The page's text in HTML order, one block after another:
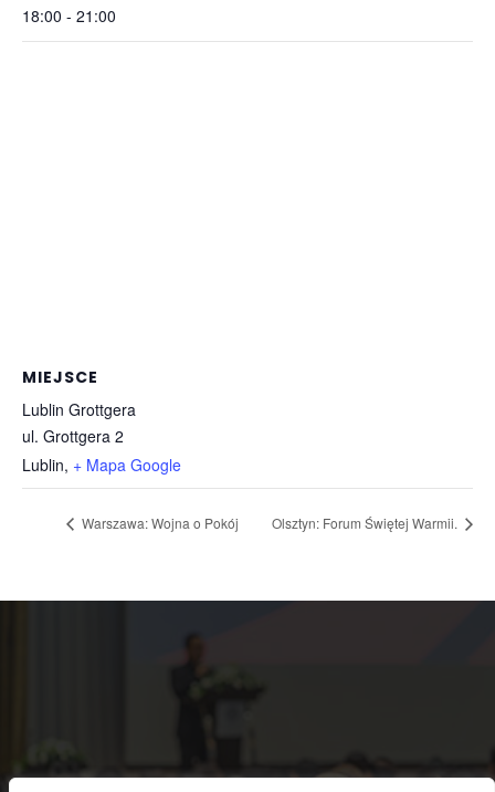
18:00 - 21:00
MIEJSCE
Lublin Grottgera
ul. Grottgera 2
Lublin, + Mapa Google
Warszawa: Wojna o Pokój Olsztyn: Forum Świętej Warmii.